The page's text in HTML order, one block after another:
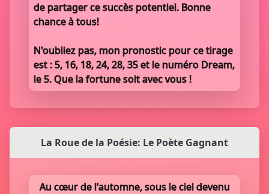
de partager ce succès potentiel. Bonne
chance à tous!
N'oubliez pas, mon pronostic pour ce tirage
est : 5, 16, 18, 24, 28, 35 et le numéro Dream,
le 5. Que la fortune soit avec vous !
La Roue de la Poésie: Le Poète Gagnant
Au cœur de l'automne, sous le ciel devenu